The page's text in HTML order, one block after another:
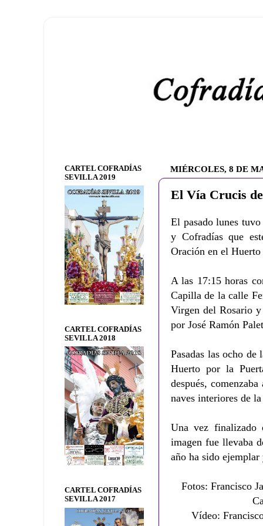
MIÉRCOLES, 8 DE
El Vía Crucis
El pasado lunes
y Cofradías que
Oración en el
A las 17:15 horas
Capilla de la calle
Virgen del Rosario
por José Ramón
Pasadas las ocho
Huerto por la
después,
naves interiores de
Una vez
imagen fue llevaba
año ha sido
Fotos:Francisco
Vídeo:
CARTEL COFRADÍAS
SEVILLA 2019
CARTEL COFRADÍAS
SEVILLA 2018
CARTEL COFRADÍAS
SEVILLA 2017